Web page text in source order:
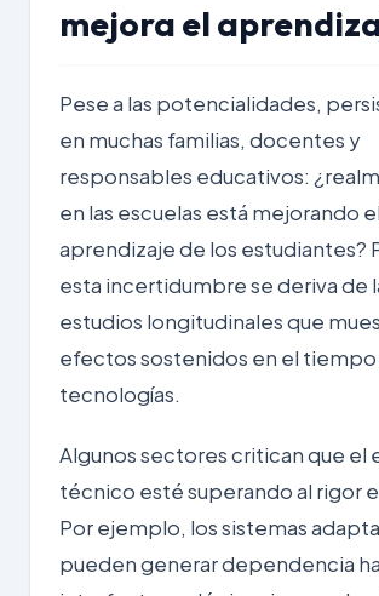
mejora el
Pese a las potencialidades,
en muchas familias, docentes y
responsables educativos:
en las escuelas está mejorando el
aprendizaje de los estudiantes?
esta incertidumbre se deriva de
estudios longitudinales que
efectos sostenidos en el tiempo
tecnologías.
Algunos sectores critican que el
técnico esté superando al rigor
Por ejemplo, los sistemas
pueden generar dependencia